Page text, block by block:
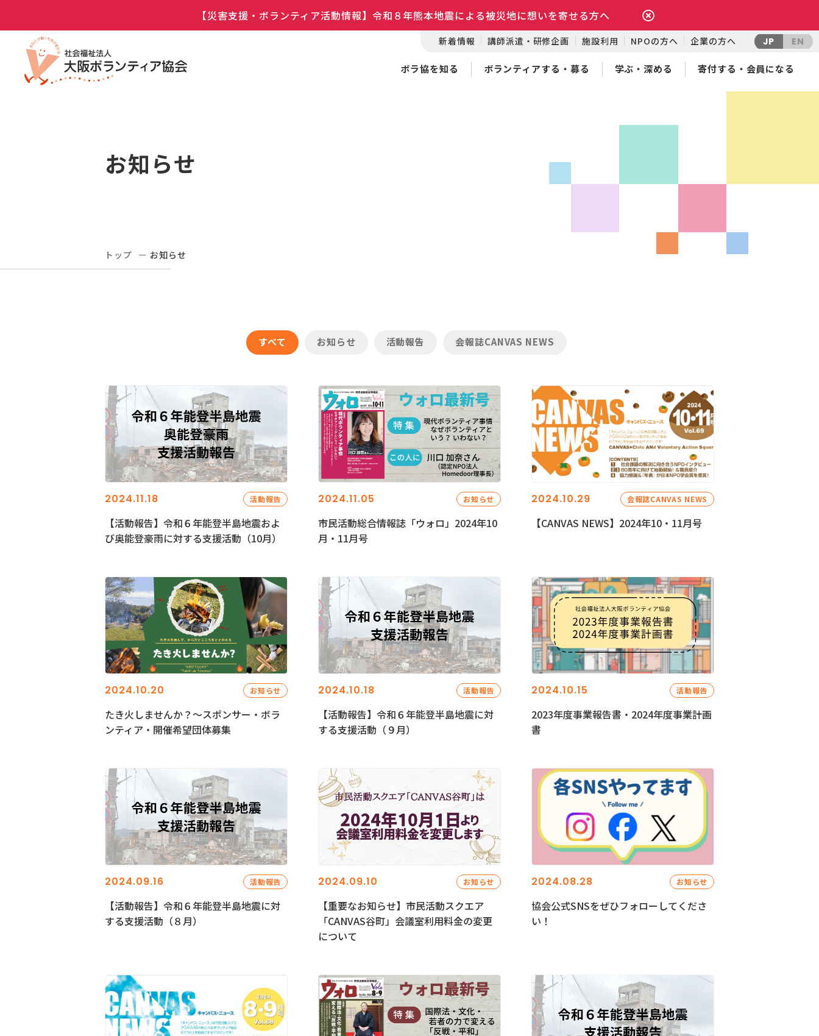
【災害支援・ボランティア活動情報】令和８年熊本地震による被災地に想いを寄せる方へ
新着情報 講師派遣・研修企画 施設利用 NPOの方へ 企業の方へ JP EN
ボラ協を知る ボランティアする・募る 学ぶ・深める 寄付する・会員になる
お知らせ
トップ お知らせ
すべて お知らせ 活動報告 会報誌CANVAS NEWS
2024.11.18 活動報告
【活動報告】令和６年能登半島地震およ
び奥能登豪雨に対する支援活動（10月）
2024.11.05 お知らせ
市民活動総合情報誌「ウォロ」2024年10
月・11月号
2024.10.29 会報誌CANVAS NEWS
【CANVAS NEWS】2024年10・11月号
2024.10.20 お知らせ
たき火しませんか？～スポンサー・ボラ
ンティア・開催希望団体募集
2024.10.18 活動報告
【活動報告】令和６年能登半島地震に対
する支援活動（９月）
2024.10.15 活動報告
2023年度事業報告書・2024年度事業計画
書
2024.09.16 活動報告
【活動報告】令和６年能登半島地震に対
する支援活動（８月）
2024.09.10 お知らせ
【重要なお知らせ】市民活動スクエア
「CANVAS谷町」会議室利用料金の変更
について
2024.08.28 お知らせ
協会公式SNSをぜひフォローしてくださ
い！